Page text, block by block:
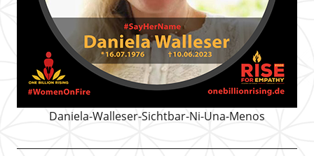
Daniela-Walleser-Sichtbar-Ni-Una-Menos